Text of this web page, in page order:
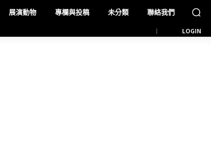
展演動物 專欄與投稿 未分類 聯絡我們
LOGIN